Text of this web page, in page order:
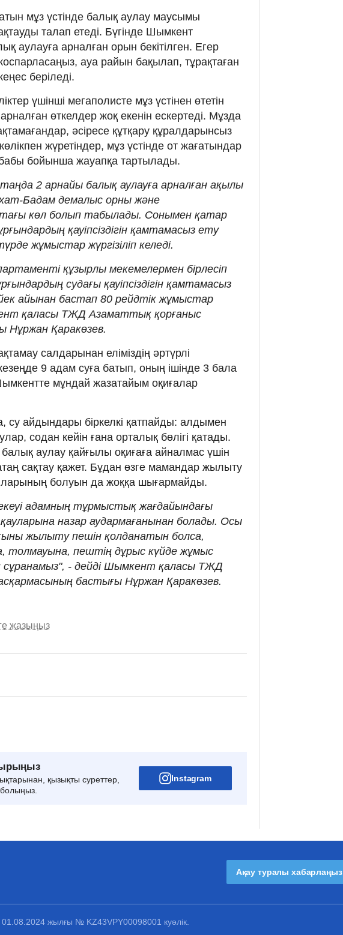
мұз үстінде балық аулау маусымы
талап етеді. Бүгінде Шымкент
аулауға арналған орын бекітілген. Егер
ауа райын бақылап, тұрақтаған
беріледі.
үшінші мегаполисте мұз үстінен өтетін
өткелдер жоқ екенін ескертеді. Мұзда
әсіресе құтқару құралдарынсыз
жүретіндер, мұз үстінде от жағатындар
бабы бойынша жауапқа тартылады.
таңда 2 арнайы балық аулауға арналған ақылы
Бадам демалыс орны және
көл болып табылады. Сонымен қатар
қауіпсіздігін қамтамасыз ету
жұмыстар жүргізіліп келеді.
құзырлы мекемелермен бірлесіп
судағы қауіпсіздігін қамтамасыз
айынан бастап 80 рейдтік жұмыстар
қаласы ТЖД Азаматтық қорғаныс
Нұржан Қаракөзев.
салдарынан еліміздің әртүрлі
кезеңде 9 адам суға батып, оның ішінде 3 бала
мұндай жазатайым оқиғалар
айдындары біркелкі қатпайды: алдымен
содан кейін ғана орталық бөлігі қатады.
балық аулау қайғылы оқиғаға айналмас үшін
сақтау қажет. Бұдан өзге мамандар жылыту
болуын да жоққа шығармайды.
адамның тұрмыстық жағдайындағы
назар аудармағанынан болады. Осы
жылыту пешін қолданатын болса,
толмауына, пештің дұрыс күйде жұмыс
сұранамыз", - дейді Шымкент қаласы ТЖД
бастығы Нұржан Қаракөзев.
жазыңыз
қызықты суреттер,
Instagram
Ақау туралы хабарлаңыз
жылғы № KZ43VPY00098001 куәлік.